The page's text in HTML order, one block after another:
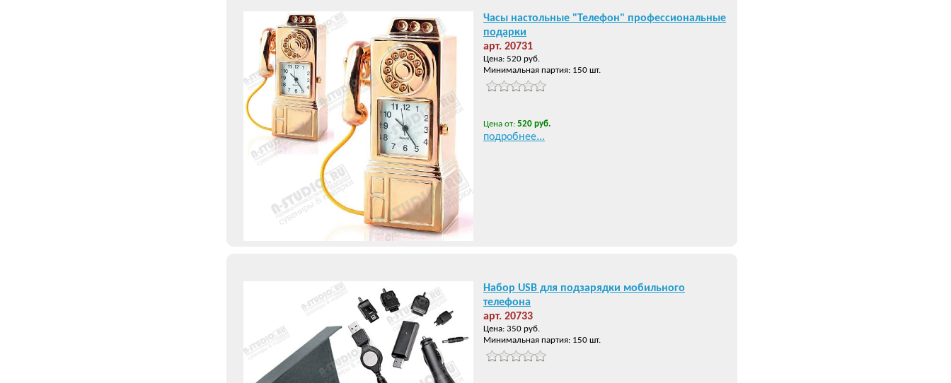
Часы настольные "Телефон" профессиональные
подарки
арт. 20731
Цена: 520 руб.
Минимальная партия: 150 шт.
Цена от: 520 руб.
подробнее...
Набор USB для подзарядки мобильного
телефона
арт. 20733
Цена: 350 руб.
Минимальная партия: 150 шт.